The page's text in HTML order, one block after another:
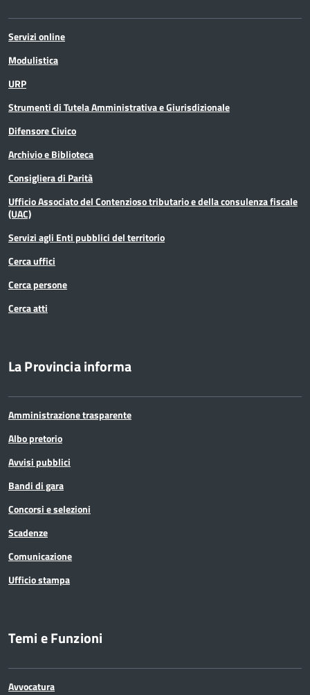
Servizi online
Modulistica
URP
Strumenti di Tutela Amministrativa e Giurisdizionale
Difensore Civico
Archivio e Biblioteca
Consigliera di Parità
Ufficio Associato del Contenzioso tributario e della consulenza fiscale
(UAC)
Servizi agli Enti pubblici del territorio
Cerca uffici
Cerca persone
Cerca atti
La Provincia informa
Amministrazione trasparente
Albo pretorio
Avvisi pubblici
Bandi di gara
Concorsi e selezioni
Scadenze
Comunicazione
Ufficio stampa
Temi e Funzioni
Avvocatura